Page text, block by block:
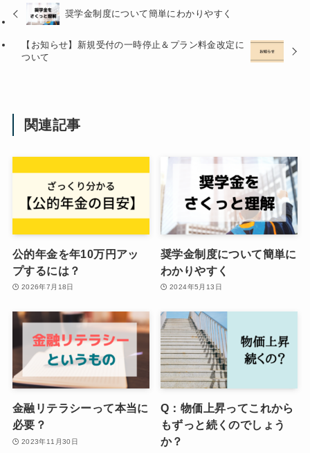
奨学金制度について簡単にわかりやすく
【お知らせ】新規受付の一時停止＆プラン料金改定に
ついて
関連記事
公的年金を年10万円アッ
プするには？
2026年7月18日
奨学金制度について簡単に
わかりやすく
2024年5月13日
金融リテラシーって本当に
必要？
2023年11月30日
Q：物価上昇ってこれから
もずっと続くのでしょう
か？